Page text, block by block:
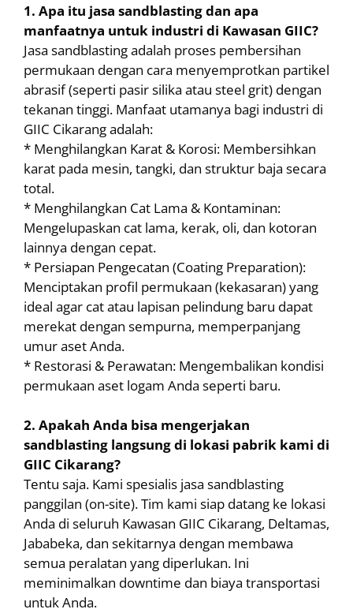
1. Apa itu jasa sandblasting dan apa
manfaatnya untuk industri di Kawasan GIIC?
Jasa sandblasting adalah proses pembersihan
permukaan dengan cara menyemprotkan partikel
abrasif (seperti pasir silika atau steel grit) dengan
tekanan tinggi. Manfaat utamanya bagi industri di
GIIC Cikarang adalah:
* Menghilangkan Karat & Korosi: Membersihkan
karat pada mesin, tangki, dan struktur baja secara
total.
* Menghilangkan Cat Lama & Kontaminan:
Mengelupaskan cat lama, kerak, oli, dan kotoran
lainnya dengan cepat.
* Persiapan Pengecatan (Coating Preparation):
Menciptakan profil permukaan (kekasaran) yang
ideal agar cat atau lapisan pelindung baru dapat
merekat dengan sempurna, memperpanjang
umur aset Anda.
* Restorasi & Perawatan: Mengembalikan kondisi
permukaan aset logam Anda seperti baru.
2. Apakah Anda bisa mengerjakan
sandblasting langsung di lokasi pabrik kami di
GIIC Cikarang?
Tentu saja. Kami spesialis jasa sandblasting
panggilan (on-site). Tim kami siap datang ke lokasi
Anda di seluruh Kawasan GIIC Cikarang, Deltamas,
Jababeka, dan sekitarnya dengan membawa
semua peralatan yang diperlukan. Ini
meminimalkan downtime dan biaya transportasi
untuk Anda.